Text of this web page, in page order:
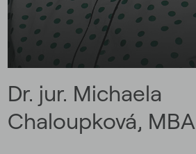
Dr. jur. Michaela
Chaloupková, MBA